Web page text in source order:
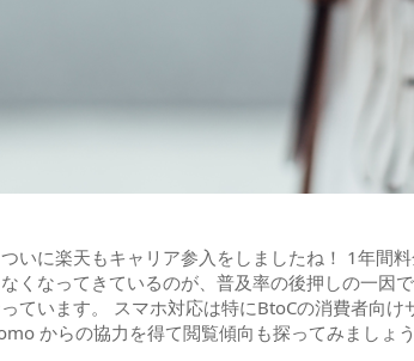
いに楽天もキャリア参入をしましたね！ 1年
くなってきているのが、普及率の後押しの一
ています。 スマホ対応は特にBtoCの消費者向
からの協力を得て閲覧傾向も探ってみましょう